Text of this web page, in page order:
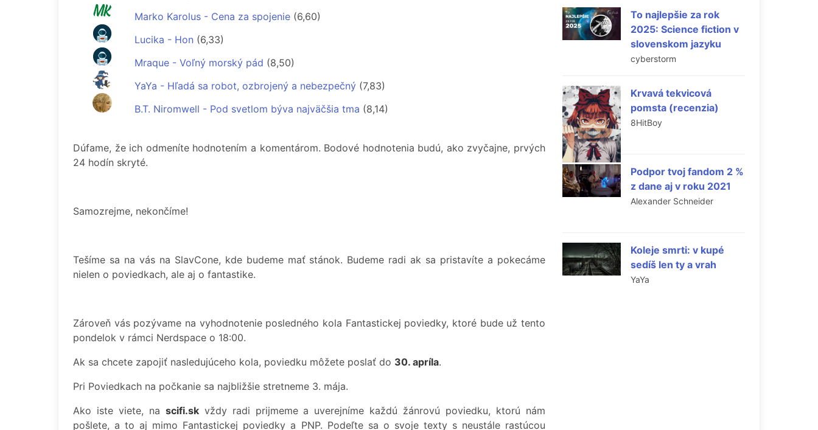
Marko Karolus - Cena za spojenie (6,60)
Lucika - Hon (6,33)
Mraque - Voľný morský pád (8,50)
YaYa - Hľadá sa robot, ozbrojený a nebezpečný (7,83)
B.T. Niromwell - Pod svetlom býva najväčšia tma (8,14)
Dúfame, že ich odmeníte hodnotením a komentárom. Bodové hodnotenia budú, ako zvyčajne, prvých
24 hodín skryté.
Samozrejme, nekončíme!
Tešíme sa na vás na SlavCone, kde budeme mať stánok. Budeme radi ak sa pristavíte a pokecáme
nielen o poviedkach, ale aj o fantastike.
Zároveň vás pozývame na vyhodnotenie posledného kola Fantastickej poviedky, ktoré bude už tento
pondelok v rámci Nerdspace o 18:00.
Ak sa chcete zapojiť nasledujúceho kola, poviedku môžete poslať do 30. apríla.
Pri Poviedkach na počkanie sa najbližšie stretneme 3. mája.
Ako iste viete, na scifi.skvždy radi prijmeme a uverejníme každú žánrovú poviedku, ktorú nám
pošlete, a to aj mimo Fantastickej poviedky a PNP. Podeľte sa o svoje texty s neustále rastúcou
To najlepšie za rok
2025: Science fiction v
slovenskom jazyku
cyberstorm
Krvavá tekvicová
pomsta (recenzia)
8HitBoy
Podpor tvoj fandom 2 %
z dane aj v roku 2021
Alexander Schneider
Koleje smrti: v kupé
sedíš len ty a vrah
YaYa